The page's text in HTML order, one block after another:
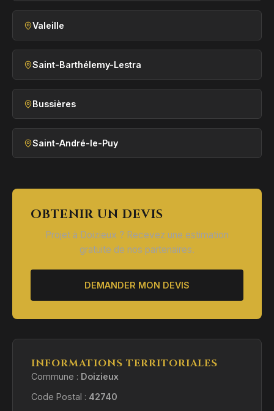
Valeille
Saint-Barthélemy-Lestra
Bussières
Saint-André-le-Puy
OBTENIR UN DEVIS
Projet à Doizieux ? Recevez une estimation
gratuite de nos partenaires.
DEMANDER MON DEVIS
INFORMATIONS TERRITORIALES
Commune : Doizieux
Code Postal : 42740